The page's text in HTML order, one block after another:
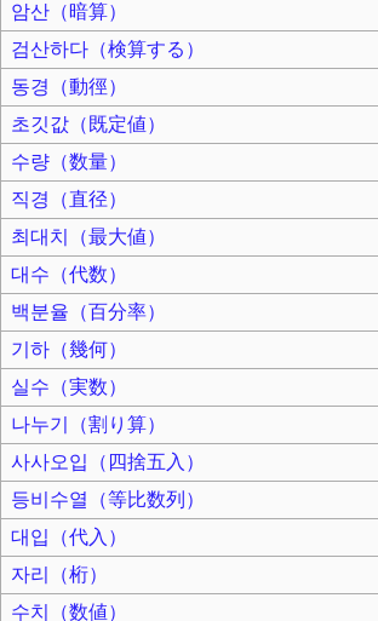
암산（暗算）
검산하다（検算する）
동경（動徑）
초깃값（既定値）
수량（数量）
직경（直径）
최대치（最大値）
대수（代数）
백분율（百分率）
기하（幾何）
실수（実数）
나누기（割り算）
사사오입（四捨五入）
등비수열（等比数列）
대입（代入）
자리（桁）
수치（数値）